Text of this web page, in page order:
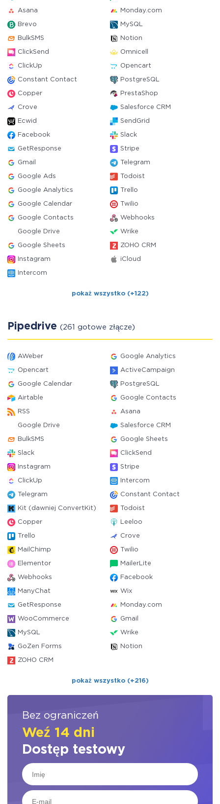
Asana Monday.com
Brevo MySQL
BulkSMS Notion
ClickSend Omnicell
ClickUp Opencart
Constant Contact PostgreSQL
Copper PrestaShop
Crove Salesforce CRM
Ecwid SendGrid
Facebook Slack
GetResponse Stripe
Gmail Telegram
Google Ads Todoist
Google Analytics Trello
Google Calendar Twilio
Google Contacts Webhooks
Google Drive Wrike
Google Sheets ZOHO CRM
Instagram iCloud
Intercom
pokaż wszystko (+122)
Pipedrive (261 gotowe złącze)
AWeber Google Analytics
Opencart ActiveCampaign
Google Calendar PostgreSQL
Airtable Google Contacts
RSS Asana
Google Drive Salesforce CRM
BulkSMS Google Sheets
Slack ClickSend
Instagram Stripe
ClickUp Intercom
Telegram Constant Contact
Kit (dawniej ConvertKit) Todoist
Copper Leeloo
Trello Crove
MailChimp Twilio
Elementor MailerLite
Webhooks Facebook
ManyChat Wix
GetResponse Monday.com
WooCommerce Gmail
MySQL Wrike
GoZen Forms Notion
ZOHO CRM
pokaż wszystko (+216)
Bez ograniczeń
Weź 14 dni
Dostęp testowy